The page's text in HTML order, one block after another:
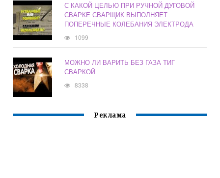
С КАКОЙ ЦЕЛЬЮ ПРИ РУЧНОЙ ДУГОВОЙ
СВАРКЕ СВАРЩИК ВЫПОЛНЯЕТ
ПОПЕРЕЧНЫЕ КОЛЕБАНИЯ ЭЛЕКТРОДА
1099
МОЖНО ЛИ ВАРИТЬ БЕЗ ГАЗА ТИГ
СВАРКОЙ
8338
Реклама